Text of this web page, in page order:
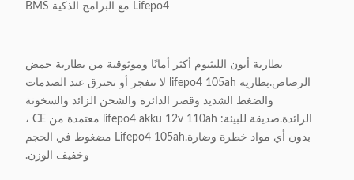
Lifepo4 مع البرامج الذكية BMS
بطارية أيون الليثيوم أكثر أمانًا وموثوقية من بطارية حمض
الرصاص.بطارية lifepo4 105ah لا تنفجر أو تحترق عند الصدمات
والضغط الشديد وقصر الدائرة والشحن الزائد والسخونة
الزائدة.صديقة للبيئة: lifepo4 akku 12v 110ah معتمدة من CE ،
بدون أي مواد خطرة وضارة.Lifepo4 105ah مضغوط في الحجم
وخفيف الوزن.